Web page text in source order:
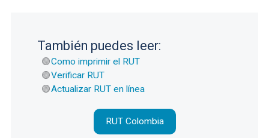
También puedes leer:
Como imprimir el RUT
Verificar RUT
Actualizar RUT en línea
RUT Colombia